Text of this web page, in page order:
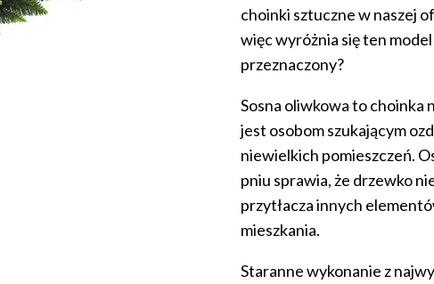
choinki sztuczne w naszej
więc wyróżnia się ten
przeznaczony?
Sosna oliwkowa to choinka
jest osobom szukającym
niewielkich pomieszczeń.
pniu sprawia, że drzewko
przytłacza innych
mieszkania.
Staranne wykonanie z